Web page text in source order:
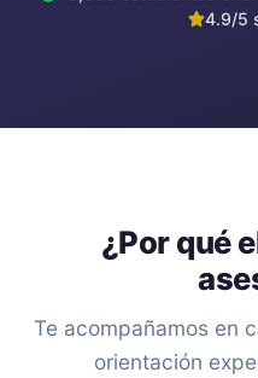
4.9/5
¿Por qué
Te acompañamos en
orientación